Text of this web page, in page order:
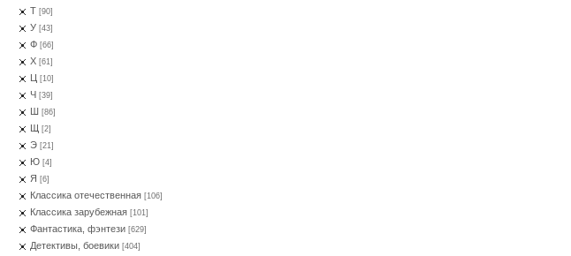
Т [90]
У [43]
Ф [66]
Х [61]
Ц [10]
Ч [39]
Ш [86]
Щ [2]
Э [21]
Ю [4]
Я [6]
Классика отечественная [106]
Классика зарубежная [101]
Фантастика, фэнтези [629]
Детективы, боевики [404]